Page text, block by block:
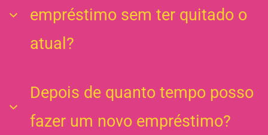
empréstimo sem ter quitado o
atual?
Não! Você só poderá solicitar outro empréstimo
após quitar o atual.
Depois de quanto tempo posso
fazer um novo empréstimo?